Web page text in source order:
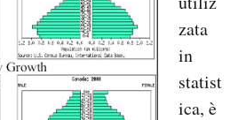
zata
in
statist
ica, è